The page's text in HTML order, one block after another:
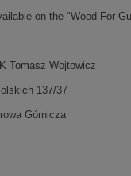
on the "Wood For
Tomasz Wojtowicz
137/37
Górnicza